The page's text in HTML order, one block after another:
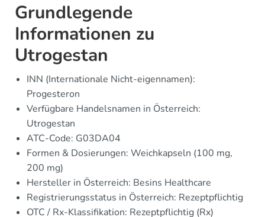
Grundlegende
Informationen zu
Utrogestan
INN (Internationale Nicht-eigennamen):
Progesteron
Verfügbare Handelsnamen in Österreich:
Utrogestan
ATC-Code: G03DA04
Formen & Dosierungen: Weichkapseln (100 mg,
200 mg)
Hersteller in Österreich: Besins Healthcare
Registrierungsstatus in Österreich: Rezeptpflichtig
OTC / Rx-Klassifikation: Rezeptpflichtig (Rx)